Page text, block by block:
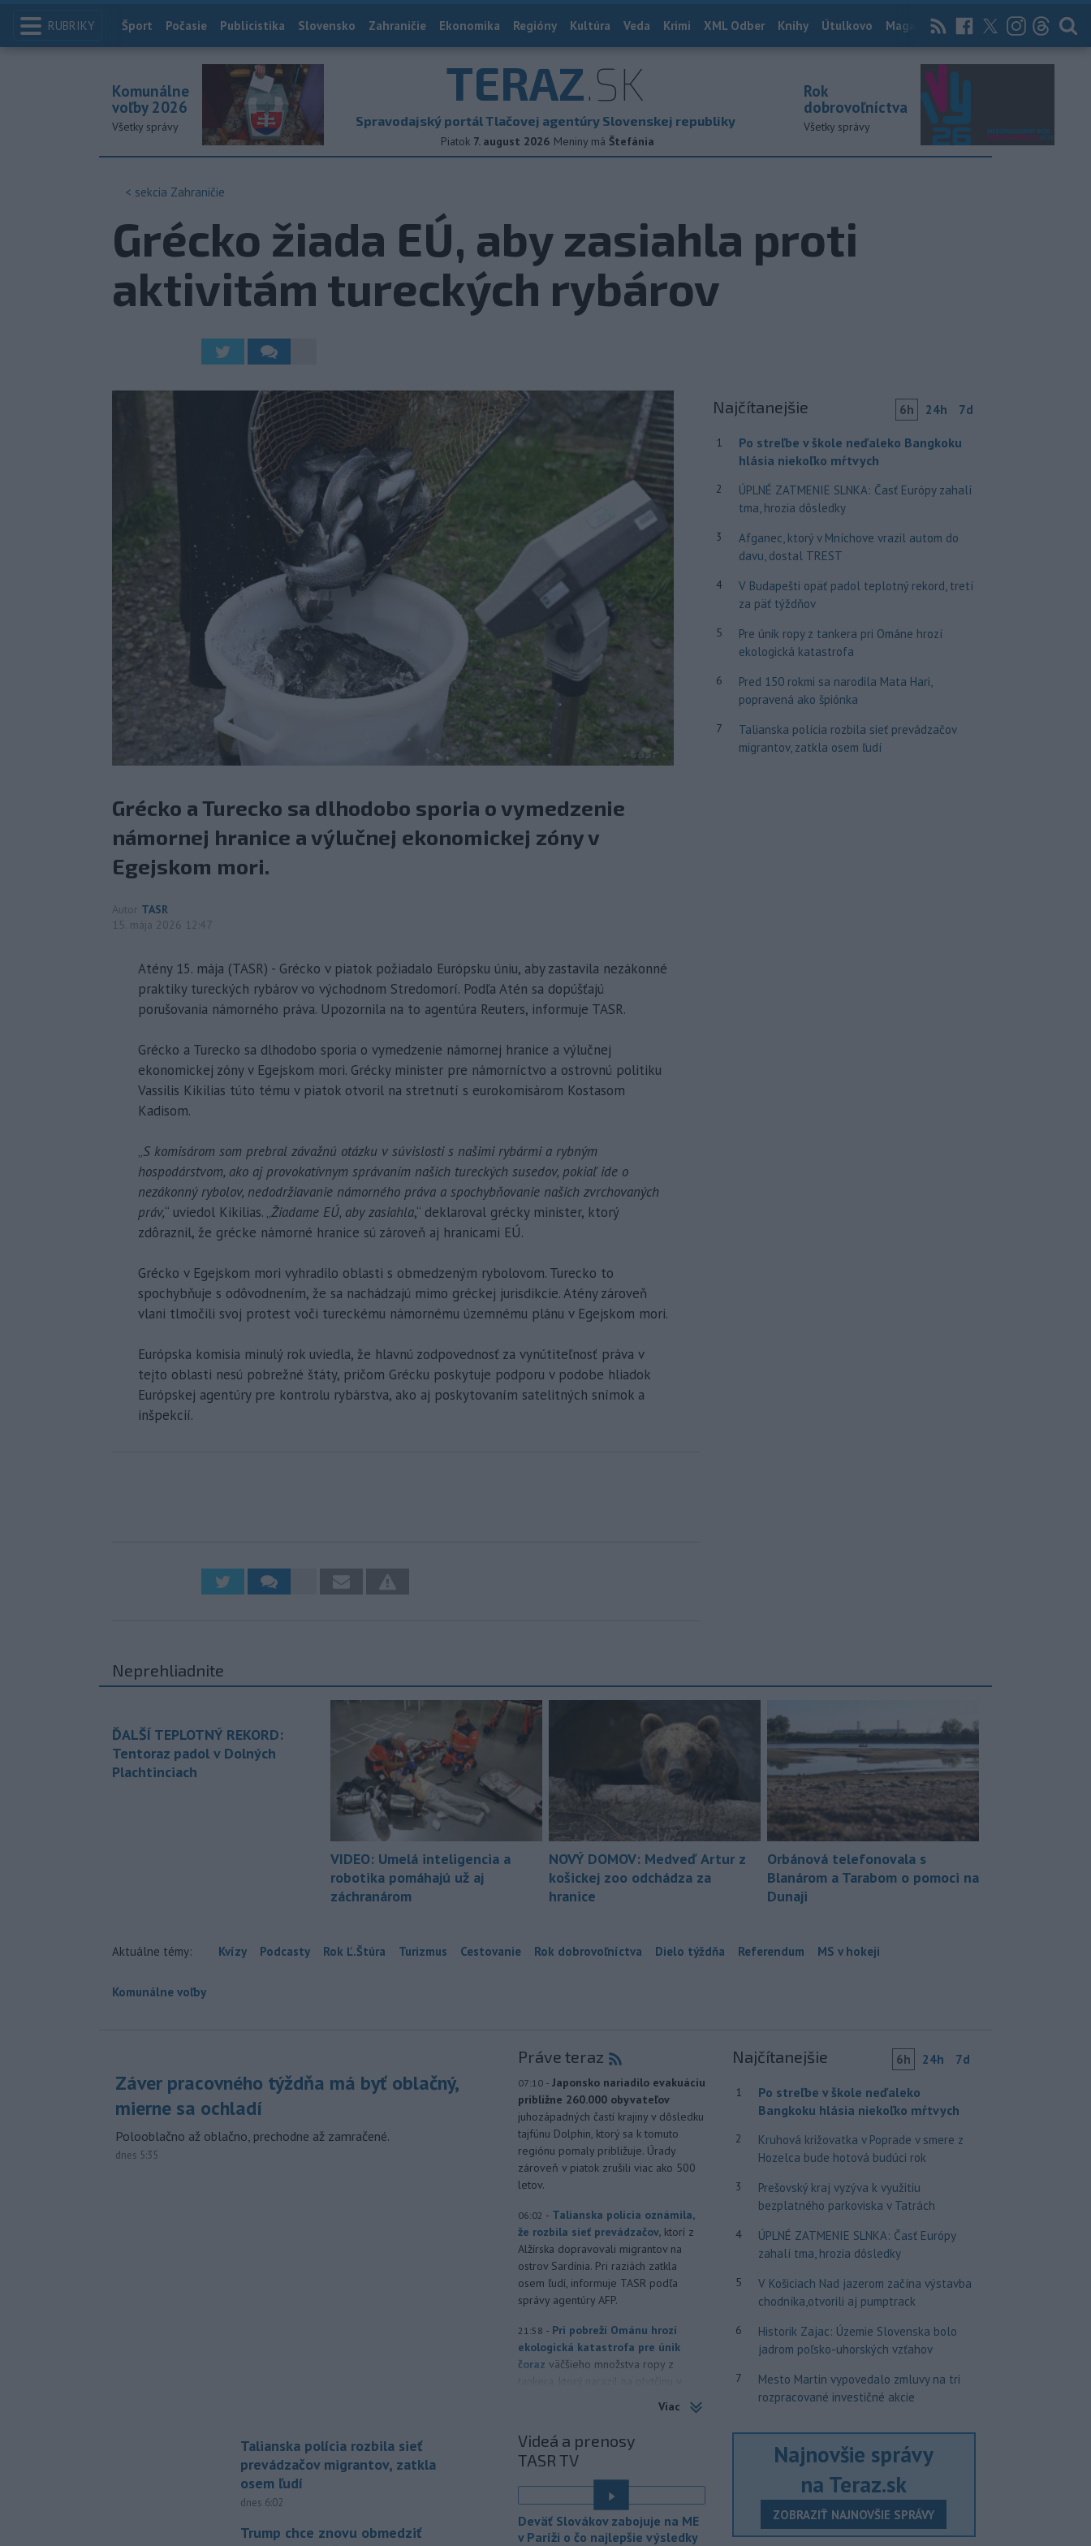
RUBRIKY Index
Šport Počasie Publicistika Slovensko Zahraničie Ekonomika Regióny Kultúra Veda Krimi XML Odber Knihy Útulkovo Magazín News Now Archív
TERAZ.SK
Spravodajský portál Tlačovej agentúry Slovenskej republiky
Piatok 7. august 2026 Meniny má Štefánia
Komunálne
voľby 2026
Všetky správy
Rok
dobrovoľníctva
Všetky správy
< sekcia Zahraničie
Grécko žiada EÚ, aby zasiahla proti
aktivitám tureckých rybárov
Grécko a Turecko sa dlhodobo sporia o vymedzenie
námornej hranice a výlučnej ekonomickej zóny v
Egejskom mori.
Autor TASR
15. mája 2026 12:47
Atény 15. mája (TASR) - Grécko v piatok požiadalo Európsku úniu, aby zastavila nezákonné
praktiky tureckých rybárov vo východnom Stredomorí. Podľa Atén sa dopúšťajú
porušovania námorného práva. Upozornila na to agentúra Reuters, informuje TASR.
Grécko a Turecko sa dlhodobo sporia o vymedzenie námornej hranice a výlučnej
ekonomickej zóny v Egejskom mori. Grécky minister pre námorníctvo a ostrovnú politiku
Vassilis Kikilias túto tému v piatok otvoril na stretnutí s eurokomisárom Kostasom
Kadisom.
„S komisárom som prebral závažnú otázku v súvislosti s našimi rybármi a rybným
hospodárstvom, ako aj provokatívnym správaním našich tureckých susedov, pokiaľ ide o
nezákonný rybolov, nedodržiavanie námorného práva a spochybňovanie našich zvrchovaných
práv,“ uviedol Kikilias. „Žiadame EÚ, aby zasiahla,“ deklaroval grécky minister, ktorý
zdôraznil, že grécke námorné hranice sú zároveň aj hranicami EÚ.
Grécko v Egejskom mori vyhradilo oblasti s obmedzeným rybolovom. Turecko to
spochybňuje s odôvodnením, že sa nachádzajú mimo gréckej jurisdikcie. Atény zároveň
vlani tlmočili svoj protest voči tureckému námornému územnému plánu v Egejskom mori.
Európska komisia minulý rok uviedla, že hlavnú zodpovednosť za vynútiteľnosť práva v
tejto oblasti nesú pobrežné štáty, pričom Grécku poskytuje podporu v podobe hliadok
Európskej agentúry pre kontrolu rybárstva, ako aj poskytovaním satelitných snímok a
inšpekcií.
Najčítanejšie 6h 24h 7d
1
Po streľbe v škole neďaleko Bangkoku
hlásia niekoľko mŕtvych
2
ÚPLNÉ ZATMENIE SLNKA: Časť Európy zahalí
tma, hrozia dôsledky
3
Afganec, ktorý v Mníchove vrazil autom do
davu, dostal TREST
4
V Budapešti opäť padol teplotný rekord, tretí
za päť týždňov
5
Pre únik ropy z tankera pri Ománe hrozí
ekologická katastrofa
6
Pred 150 rokmi sa narodila Mata Hari,
popravená ako špiónka
7
Talianska polícia rozbila sieť prevádzačov
migrantov, zatkla osem ľudí
Neprehliadnite
ĎALŠÍ TEPLOTNÝ REKORD:
Tentoraz padol v Dolných
Plachtinciach
VIDEO: Umelá inteligencia a
robotika pomáhajú už aj
záchranárom
NOVÝ DOMOV: Medveď Artur z
košickej zoo odchádza za
hranice
Orbánová telefonovala s
Blanárom a Tarabom o pomoci na
Dunaji
Aktuálne témy: Kvízy Podcasty Rok Ľ.Štúra Turizmus Cestovanie Rok dobrovoľníctva Dielo týždňa Referendum MS v hokeji
Komunálne voľby
Záver pracovného týždňa má byť oblačný,
mierne sa ochladí
Polooblačno až oblačno, prechodne až zamračené.
dnes 5:35
Talianska polícia rozbila sieť
prevádzačov migrantov, zatkla
osem ľudí
dnes 6:02
Trump chce znovu obmedziť
Práve teraz
07:10 - Japonsko nariadilo evakuáciu
približne 260.000 obyvateľov
juhozápadných častí krajiny v dôsledku
tajfúnu Dolphin, ktorý sa k tomuto
regiónu pomaly približuje. Úrady
zároveň v piatok zrušili viac ako 500
letov.
06:02 - Talianska polícia oznámila,
že rozbila sieť prevádzačov, ktorí z
Alžírska dopravovali migrantov na
ostrov Sardínia. Pri raziách zatkla
osem ľudí, informuje TASR podľa
správy agentúry AFP.
21:58 - Pri pobreží Ománu hrozí
ekologická katastrofa pre únik
čoraz väčšieho množstva ropy z
kontakte s neznámou látkou na
termálnom
okrese Šaľa malo 16 osôb. Záchranná
zdravotná služba osem z nich
previezla do nemocnice.
Viac
Videá a prenosy
TASR TV
Deväť Slovákov zabojuje na ME
v Paríži o čo najlepšie výsledky
Najčítanejšie 6h 24h 7d
1
Po streľbe v škole neďaleko
Bangkoku hlásia niekoľko mŕtvych
2
Kruhová križovatka v Poprade v smere z
Hozelca bude hotová budúci rok
3
Prešovský kraj vyzýva k využitiu
bezplatného parkoviska v Tatrách
4
ÚPLNÉ ZATMENIE SLNKA: Časť Európy
zahalí tma, hrozia dôsledky
5
V Košiciach Nad jazerom začína výstavba
chodníka,otvorili aj pumptrack
6
Historik Zajac: Územie Slovenska bolo
jadrom poľsko-uhorských vzťahov
7
Mesto Martin vypovedalo zmluvy na tri
rozpracované investičné akcie
Najnovšie správy
na Teraz.sk
ZOBRAZIŤ NAJNOVŠIE SPRÁVY